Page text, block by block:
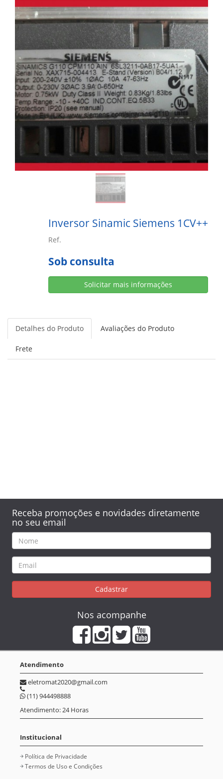
Inversor Sinamic Siemens 1CV++
Ref.
Sob consulta
Solicitar mais informações
Detalhes do Produto Avaliações do Produto
Frete
Receba promoções e novidades diretamente
no seu email
Cadastrar
Nos acompanhe
Atendimento
eletromat2020@gmail.com
(11) 944498888
Atendimento: 24 Horas
Institucional
Política de Privacidade
Termos de Uso e Condições